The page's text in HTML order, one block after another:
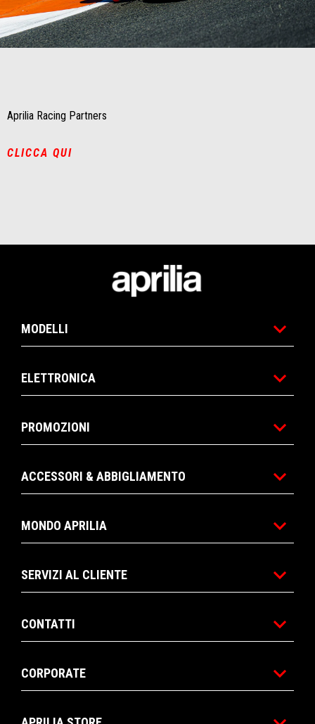
Item
Item
Aprilia Racing Partners
CLICCA QUI
MODELLI
ELETTRONICA
PROMOZIONI
ACCESSORI & ABBIGLIAMENTO
MONDO APRILIA
SERVIZI AL CLIENTE
CONTATTI
CORPORATE